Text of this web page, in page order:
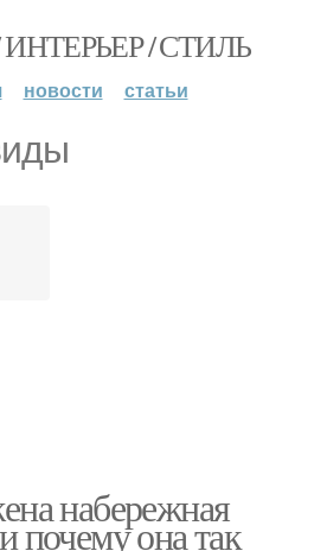
/ СТИЛЬ
новости статьи
набережная
почему она так